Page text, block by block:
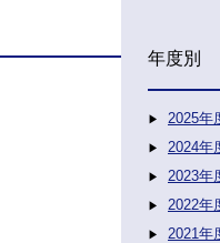
年度別
2025年
2024年
2023年
2022年
2021年